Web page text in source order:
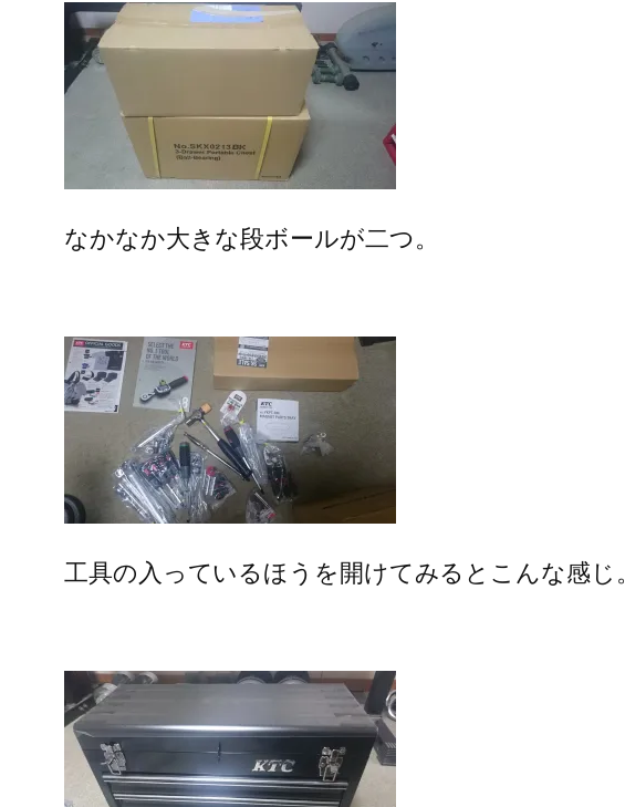
なかなか大きな段ボールが二つ。
工具の入っているほうを開けてみるとこんな感じ。